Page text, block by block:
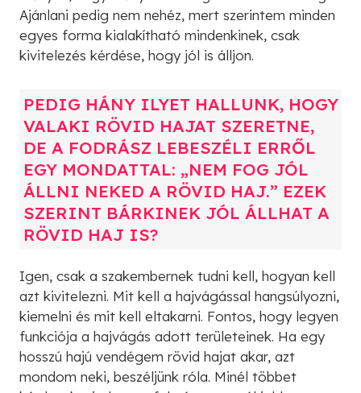
Ajánlani pedig nem nehéz, mert szerintem minden
egyes forma kialakítható mindenkinek, csak
kivitelezés kérdése, hogy jól is álljon.
PEDIG HÁNY ILYET HALLUNK, HOGY
VALAKI RÖVID HAJAT SZERETNE,
DE A FODRÁSZ LEBESZÉLI ERRŐL
EGY MONDATTAL: „NEM FOG JÓL
ÁLLNI NEKED A RÖVID HAJ.” EZEK
SZERINT BÁRKINEK JÓL ÁLLHAT A
RÖVID HAJ IS?
Igen, csak a szakembernek tudni kell, hogyan kell
azt kivitelezni. Mit kell a hajvágással hangsúlyozni,
kiemelni és mit kell eltakarni. Fontos, hogy legyen
funkciója a hajvágás adott területeinek. Ha egy
hosszú hajú vendégem rövid hajat akar, azt
mondom neki, beszéljünk róla. Minél többet